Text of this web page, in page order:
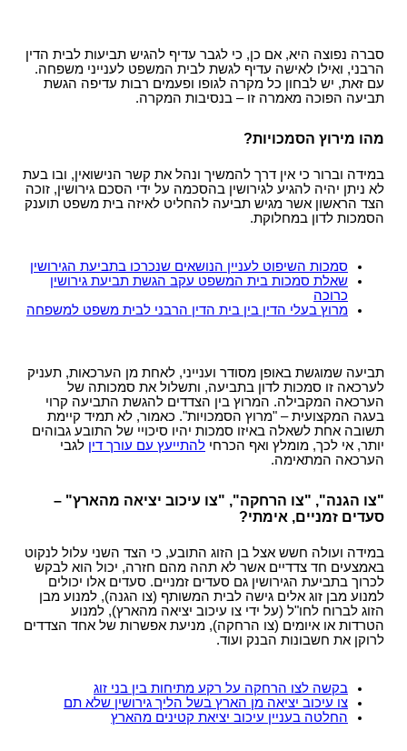
סברה נפוצה היא, אם כן, כי לגבר עדיף להגיש תביעות לבית הדין
הרבני, ואילו לאישה עדיף לגשת לבית המשפט לענייני משפחה.
עם זאת, יש לבחון כל מקרה לגופו ופעמים רבות עדיפה הגשת
תביעה הפוכה מאמרה זו – בנסיבות המקרה.
מהו מירוץ הסמכויות?
במידה וברור כי אין דרך להמשיך ונהל את קשר הנישואין, ובו בעת
לא ניתן יהיה להגיע לגירושין בהסכמה על ידי הסכם גירושין, זוכה
הצד הראשון אשר מגיש תביעה להחליט לאיזה בית משפט תוענק
הסמכות לדון במחלוקת.
סמכות השיפוט לעניין הנושאים שנכרכו בתביעת הגירושין
שאלת סמכות בית המשפט עקב הגשת תביעת גירושין
כרוכה
מרוץ בעלי הדין בין בית הדין הרבני לבית משפט למשפחה
תביעה שמוגשת באופן מסודר וענייני, לאחת מן הערכאות, תעניק
לערכאה זו סמכות לדון בתביעה, ותשלול את סמכותה של
הערכאה המקבילה. המרוץ בין הצדדים להגשת התביעה קרוי
בעגה המקצועית – "מרוץ הסמכויות". כאמור, לא תמיד קיימת
תשובה אחת לשאלה באיזו סמכות יהיו סיכויי של התובע גבוהים
יותר, אי לכך, מומלץ ואף הכרחי להתייעץ עם עורך דין לגבי
הערכאה המתאימה.
"צו הגנה", "צו הרחקה", "צו עיכוב יציאה מהארץ" –
סעדים זמניים, אימתי?
במידה ועולה חשש אצל בן הזוג התובע, כי הצד השני עלול לנקוט
באמצעים חד צדדיים אשר לא תהה מהם חזרה, יכול הוא לבקש
לכרוך בתביעת הגירושין גם סעדים זמניים. סעדים אלו יכולים
למנוע מבן זוג אלים גישה לבית המשותף (צו הגנה), למנוע מבן
הזוג לברוח לחו"ל (על ידי צו עיכוב יציאה מהארץ), למנוע
הטרדות או איומים (צו הרחקה), מניעת אפשרות של אחד הצדדים
לרוקן את חשבונות הבנק ועוד.
בקשה לצו הרחקה על רקע מתיחות בין בני זוג
צו עיכוב יציאה מן הארץ בשל הליך גירושין שלא תם
החלטה בעניין עיכוב יציאת קטינים מהארץ